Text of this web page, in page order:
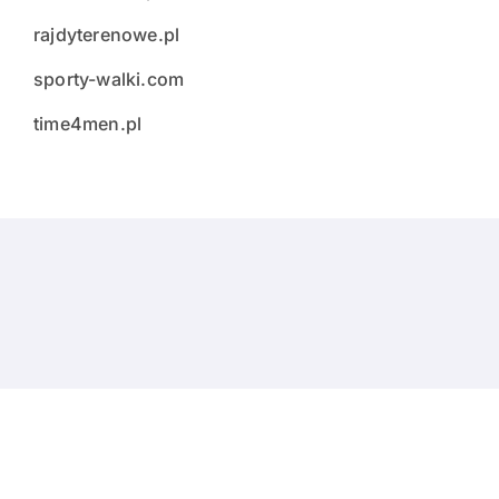
rajdyterenowe.pl
sporty-walki.com
time4men.pl